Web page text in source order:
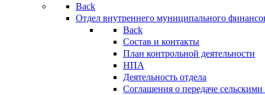
Back
Отдел внутреннего муниципального
Back
Состав и контакты
План контрольной деятельности
НПА
Деятельность отдела
Соглашения о передаче